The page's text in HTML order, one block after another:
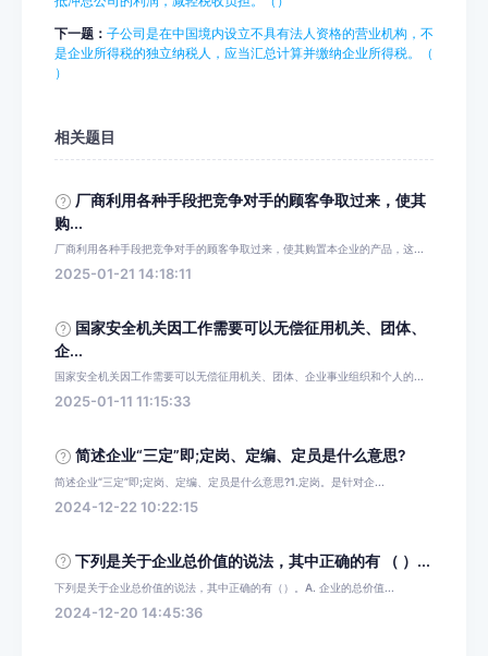
下一题： 子公司是在中国境内设立不具有法人资格的营业机构，不
是企业所得税的独立纳税人，应当汇总计算并缴纳企业所得税。（
）
相关题目
厂商利用各种手段把竞争对手的顾客争取过来，使其
购...
厂商利用各种手段把竞争对手的顾客争取过来，使其购置本企业的产品，这...
2025-01-21 14:18:11
国家安全机关因工作需要可以无偿征用机关、团体、
企...
国家安全机关因工作需要可以无偿征用机关、团体、企业事业组织和个人的...
2025-01-11 11:15:33
简述企业“三定”即;定岗、定编、定员是什么意思?
简述企业“三定”即;定岗、定编、定员是什么意思?1.定岗。是针对企...
2024-12-22 10:22:15
下列是关于企业总价值的说法，其中正确的有 （ ）...
下列是关于企业总价值的说法，其中正确的有（）。A. 企业的总价值...
2024-12-20 14:45:36